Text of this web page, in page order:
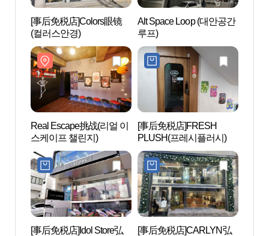
[事后免税店]Colors眼镜
(컬러스안경)
Alt Space Loop (대안공간
루프)
Real Escape挑战(리얼 이
스케이프 챌린지)
[事后免税店]FRESH
PLUSH(프레시플러시)
[事后免税店]Idol Store弘
[事后免税店]CARLYN弘